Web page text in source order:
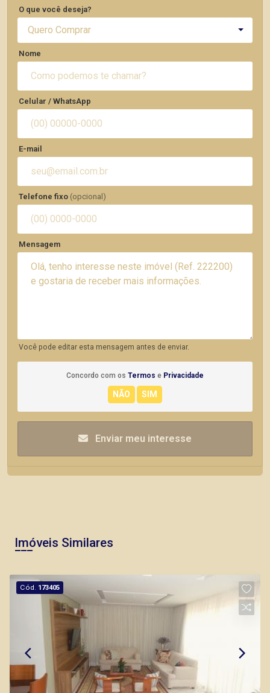
O que você deseja?
Quero Comprar
Nome
Celular / WhatsApp
E-mail
Telefone fixo (opcional)
Mensagem
Você pode editar esta mensagem antes de enviar.
Concordo com os Termos e Privacidade
Enviar meu interesse
Imóveis Similares
Cód. 173405